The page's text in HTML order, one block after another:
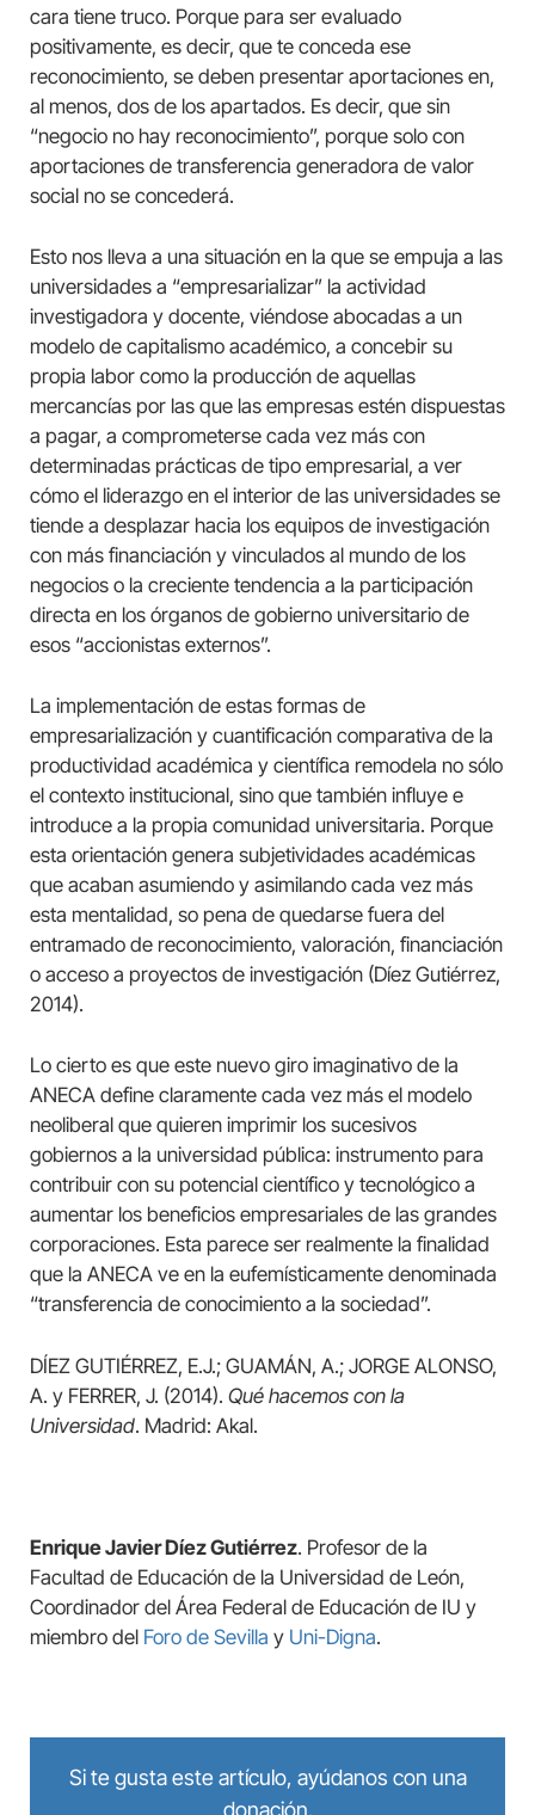
cara tiene truco. Porque para ser evaluado
positivamente, es decir, que te conceda ese
reconocimiento, se deben presentar aportaciones en,
al menos, dos de los apartados. Es decir, que sin
“negocio no hay reconocimiento”, porque solo con
aportaciones de transferencia generadora de valor
social no se concederá.
Esto nos lleva a una situación en la que se empuja a las
universidades a “empresarializar” la actividad
investigadora y docente, viéndose abocadas a un
modelo de capitalismo académico, a concebir su
propia labor como la producción de aquellas
mercancías por las que las empresas estén dispuestas
a pagar, a comprometerse cada vez más con
determinadas prácticas de tipo empresarial, a ver
cómo el liderazgo en el interior de las universidades se
tiende a desplazar hacia los equipos de investigación
con más financiación y vinculados al mundo de los
negocios o la creciente tendencia a la participación
directa en los órganos de gobierno universitario de
esos “accionistas externos”.
La implementación de estas formas de
empresarialización y cuantificación comparativa de la
productividad académica y científica remodela no sólo
el contexto institucional, sino que también influye e
introduce a la propia comunidad universitaria. Porque
esta orientación genera subjetividades académicas
que acaban asumiendo y asimilando cada vez más
esta mentalidad, so pena de quedarse fuera del
entramado de reconocimiento, valoración, financiación
o acceso a proyectos de investigación (Díez Gutiérrez,
2014).
Lo cierto es que este nuevo giro imaginativo de la
ANECA define claramente cada vez más el modelo
neoliberal que quieren imprimir los sucesivos
gobiernos a la universidad pública: instrumento para
contribuir con su potencial científico y tecnológico a
aumentar los beneficios empresariales de las grandes
corporaciones. Esta parece ser realmente la finalidad
que la ANECA ve en la eufemísticamente denominada
“transferencia de conocimiento a la sociedad”.
DÍEZ GUTIÉRREZ, E.J.; GUAMÁN, A.; JORGE ALONSO,
A. y FERRER, J. (2014). Qué hacemos con la
Universidad. Madrid: Akal.
Enrique Javier Díez Gutiérrez. Profesor de la
Facultad de Educación de la Universidad de León,
Coordinador del Área Federal de Educación de IU y
miembro del Foro de Sevilla y Uni-Digna.
Si te gusta este artículo, ayúdanos con una
donación.